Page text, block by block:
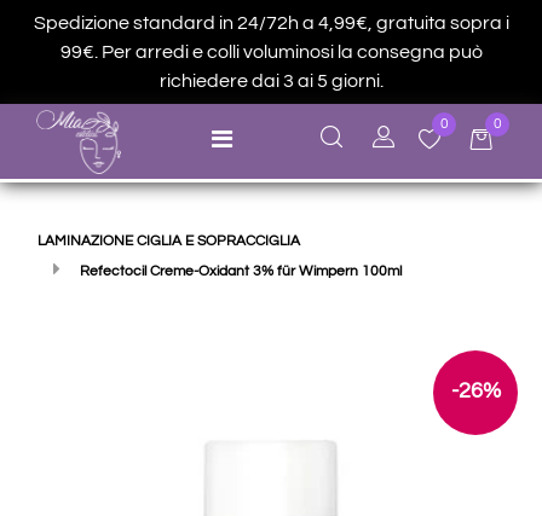
Spedizione standard in 24/72h a 4,99€, gratuita sopra i
99€. Per arredi e colli voluminosi la consegna può
richiedere dai 3 ai 5 giorni.
Open menu
0 0
LAMINAZIONE CIGLIA E SOPRACCIGLIA
Refectocil Creme-Oxidant 3% für Wimpern 100ml
-26%